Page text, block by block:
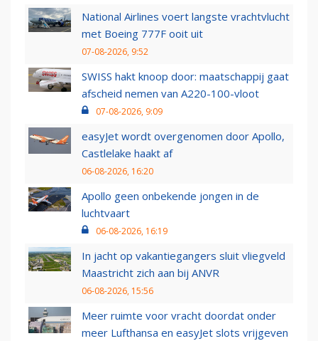
National Airlines voert langste vrachtvlucht
met Boeing 777F ooit uit
07-08-2026, 9:52
SWISS hakt knoop door: maatschappij gaat
afscheid nemen van A220-100-vloot
07-08-2026, 9:09
easyJet wordt overgenomen door Apollo,
Castlelake haakt af
06-08-2026, 16:20
Apollo geen onbekende jongen in de
luchtvaart
06-08-2026, 16:19
In jacht op vakantiegangers sluit vliegveld
Maastricht zich aan bij ANVR
06-08-2026, 15:56
Meer ruimte voor vracht doordat onder
meer Lufthansa en easyJet slots vrijgeven